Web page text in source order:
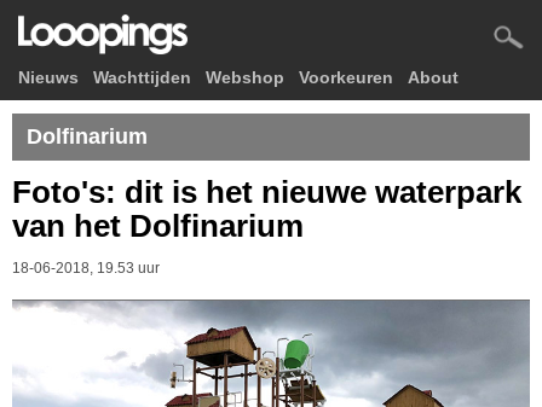
Nieuws Wachttijden Webshop Voorkeuren About
Dolfinarium
Foto's: dit is het nieuwe waterpark
van het Dolfinarium
18-06-2018, 19.53 uur